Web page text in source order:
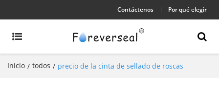
Contáctenos Por qué elegir
Inicio / todos / precio de la cinta de sellado de roscas